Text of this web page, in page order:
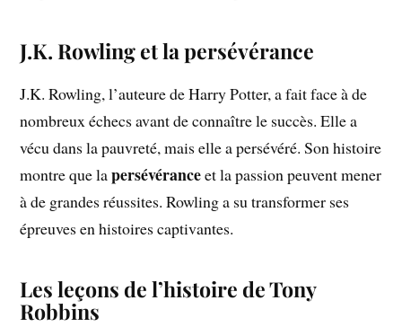
J.K. Rowling et la persévérance
J.K. Rowling, l’auteure de Harry Potter, a fait face à de
nombreux échecs avant de connaître le succès. Elle a
vécu dans la pauvreté, mais elle a persévéré. Son histoire
montre que lapersévéranceet la passion peuvent mener
à de grandes réussites. Rowling a su transformer ses
épreuves en histoires captivantes.
Les leçons de l’histoire de Tony
Robbins